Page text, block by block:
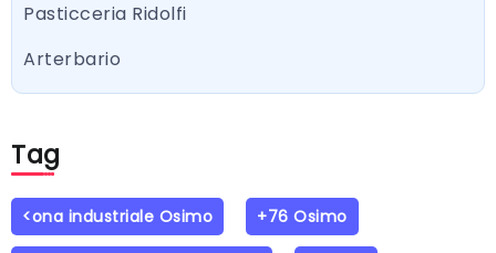
Pasticceria Ridolfi
Arterbario
Tag
<ona industriale Osimo +76 Osimo